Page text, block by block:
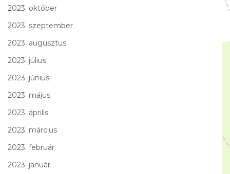
2023. október
2023. szeptember
2023. augusztus
2023. július
2023. június
2023. május
2023. április
2023. március
2023. február
2023. január